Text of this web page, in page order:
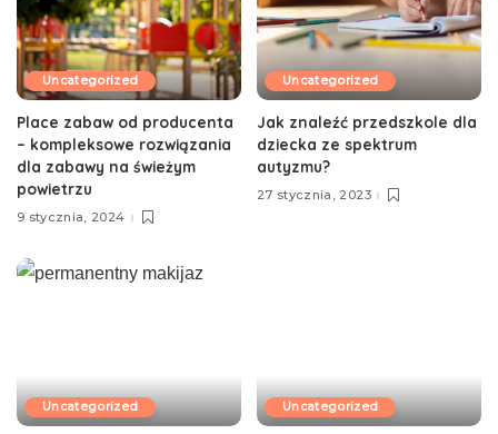
Uncategorized
Place zabaw od producenta
– kompleksowe rozwiązania
dla zabawy na świeżym
powietrzu
9 stycznia, 2024
Uncategorized
Jak znaleźć przedszkole dla
dziecka ze spektrum
autyzmu?
27 stycznia, 2023
Uncategorized Uncategorized